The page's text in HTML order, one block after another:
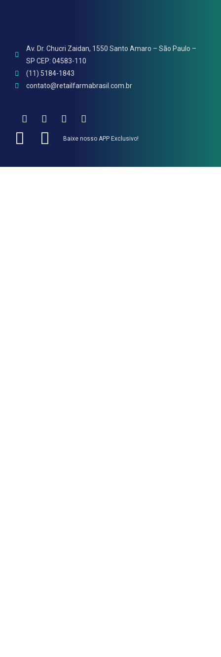
Av. Dr. Chucri Zaidan, 1550 Santo Amaro – São Paulo –
SP CEP: 04583-110
(11) 5184-1843
contato@retailfarmabrasil.com.br
Baixe nosso APP Exclusivo!